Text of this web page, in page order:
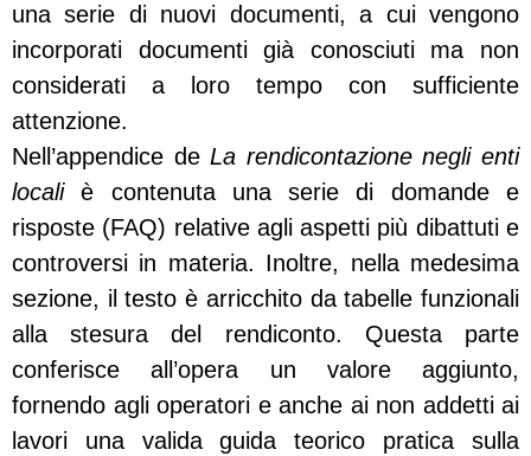
una serie di nuovi documenti, a cui vengono
incorporati documenti già conosciuti ma non
considerati a loro tempo con sufficiente
attenzione.
Nell’appendice deLa rendicontazione negli enti
localiè contenuta una serie di domande e
risposte (FAQ) relative agli aspetti più dibattuti e
controversi in materia. Inoltre, nella medesima
sezione, il testo è arricchito da tabelle funzionali
alla stesura del rendiconto. Questa parte
conferisce all’opera un valore aggiunto,
fornendo agli operatori e anche ai non addetti ai
lavori una valida guida teorico pratica sulla